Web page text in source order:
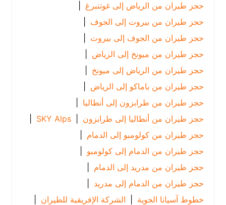
حجز طيران من الرياض إلى غوتنبرغ |
حجز طيران من بيروت إلى الجوف |
حجز طيران من الجوف إلى بيروت
|
حجز طيران من ميونخ إلى الرياض
|
حجز طيران من الرياض إلى ميونخ |
حجز طيران من باماكو إلى الرياض
|
حجز طيران من طرابزون إلى أنطاليا
|
حجز طيران من أنطاليا إلى طرابزون |
SKY Alps
|
حجز طيران من كولومبو إلى الدمام
|
حجز طيران من الدمام إلى كولومبو |
حجز طيران من مدريد إلى الدمام
|
حجز طيران من الدمام إلى مدريد |
خطوط آسيانا الجوية
| الشركة الإفريقية للطيران |